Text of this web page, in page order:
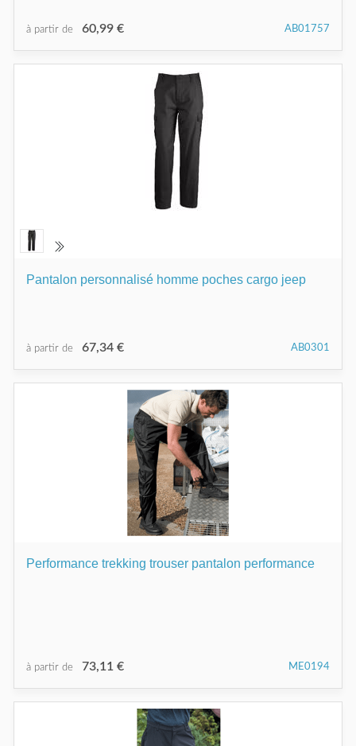
à partir de 60,99 € AB01757
Pantalon personnalisé homme poches cargo jeep
à partir de 67,34 € AB0301
Performance trekking trouser pantalon performance
à partir de 73,11 € ME0194